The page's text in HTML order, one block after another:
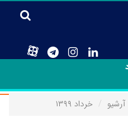
آرشیو خرداد ۱۳۹۹